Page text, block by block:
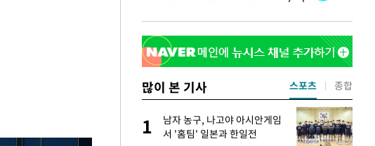
많이 본 기사
1
남자 농구, 나고야 아시안게임
서 '홈팀' 일본과 한일전
스포츠 종합